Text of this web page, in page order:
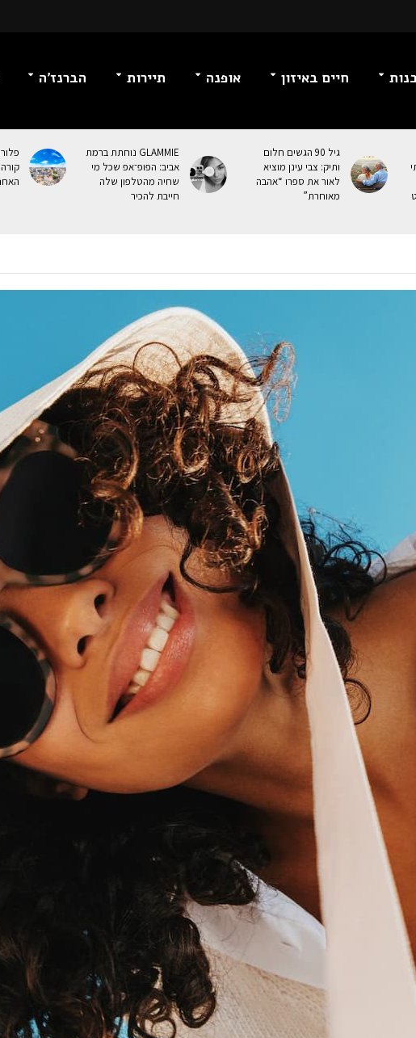
חיים באיזון אופנה תיירות הברנז’ה
גיל 90 הגשים חלום
ותיק: צבי עינן מוציא
לאור את ספרו “אהבה
מאוחרת”
GLAMMIE נוחתת ברמת
אביב: הפופ־אפ שכל מי
שחיה מהטלפון שלה
חייבת להכיר